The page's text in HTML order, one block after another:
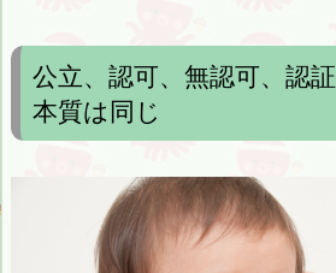
公立、認可、無認可、認
本質は同じ